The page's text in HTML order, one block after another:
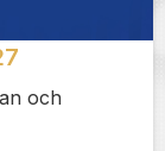
och